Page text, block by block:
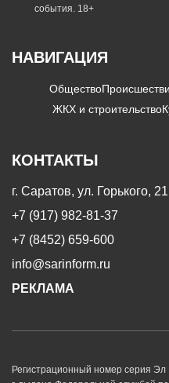
события. 18+
НАВИГАЦИЯ
Общество
ЖКХ и строительство
КОНТАКТЫ
г. Саратов, ул. Горького, 21
+7 (917) 982-81-37
+7 (8452) 659-600
info@sarinform.ru
РЕКЛАМА
Регистрационный номер серия